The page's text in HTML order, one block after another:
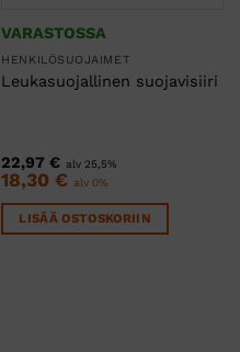
VARASTOSSA
HENKILÖSUOJAIMET
Leukasuojallinen suojavisiiri
22,97€ alv 25,5%
18,30€ alv 0%
LISÄÄ OSTOSKORIIN